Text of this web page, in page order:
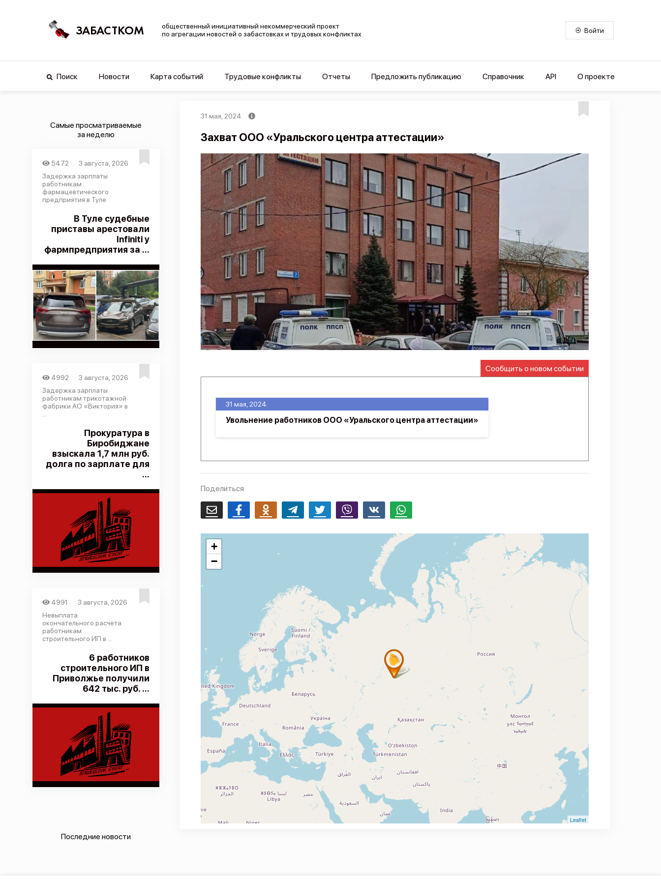
ЗАБАСТКОМ
общественный инициативный некоммерческий проект
по агрегации новостей о забастовках и трудовых конфликтах
Войти
Поиск Новости Карта событий Трудовые конфликты Отчеты Предложить публикацию Справочник API О проекте
Самые просматриваемые
за неделю
5472
3 августа, 2026
Задержка зарплаты
работникам
фармацевтического
предприятия в Туле
В Туле судебные
приставы арестовали
Infiniti у
фармпредприятия за ...
4992
3 августа, 2026
Задержка зарплаты
работникам трикотажной
фабрики АО «Виктория» в
Прокуратура в
Биробиджане
взыскала 1,7 млн руб.
долга по зарплате для
...
4991
3 августа, 2026
Невыплата
окончательного расчета
работникам
строительного ИП в ...
6 работников
строительного ИП в
Приволжье получили
642 тыс. руб. ...
Последние новости
31 мая, 2024
Захват ООО «Уральского центра аттестации»
Сообщить о новом событии
31 мая, 2024
Увольнение работников ООО «Уральского центра аттестации»
Поделиться
Email FacebookOdnoklassnikiTelegram Twitter Viber Whatsapp
+
−
Leaflet